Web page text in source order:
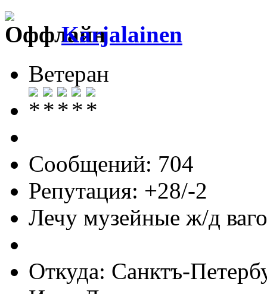
Karjalainen
Ветеран
Сообщений: 704
Репутация: +28/-2
Лечу музейные ж/д
Откуда: Санктъ-